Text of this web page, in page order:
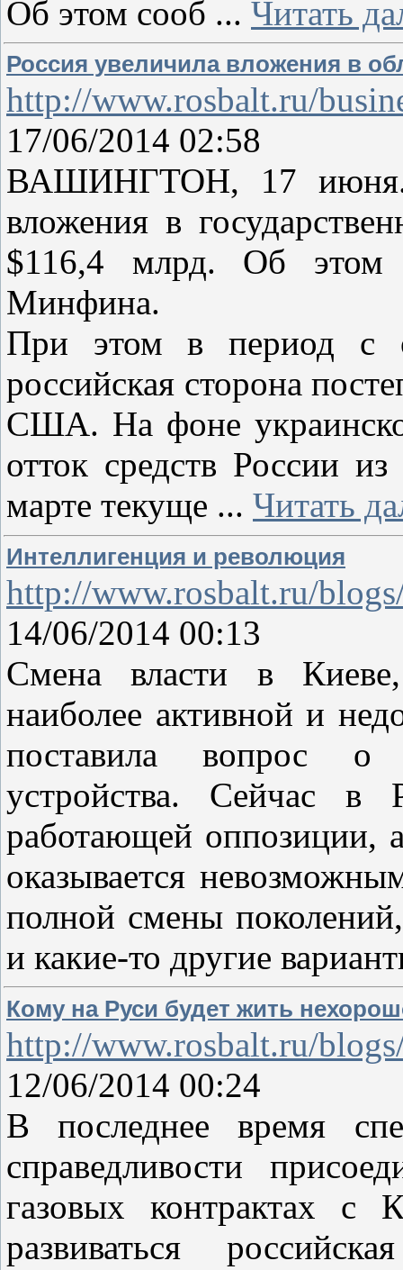
Об этом сооб ... Читать
Россия увеличила вложения в
http://www.rosbalt.ru/
17/06/2014 02:58
ВАШИНГТОН, 17 июня.
вложения в
$116,4 млрд. Об этом
Минфина.
При этом в период с
российская сторона
США. На фоне
отток средств России
марте текуще ... Читать
Интеллигенция и революция
http://www.rosbalt.ru/
14/06/2014 00:13
Смена власти в
наиболее активной и
поставила вопрос о
устройства. Сейчас в
работающей оппозиции,
оказывается
полной смены
и какие-то другие
Кому на Руси будет жить
http://www.rosbalt.ru/
12/06/2014 00:24
В последнее время
справедливости
газовых контрактах
развиваться